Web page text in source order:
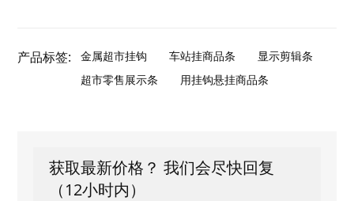
产品标签: 金属超市挂钩 车站挂商品条
显示剪辑条
超市零售展示条
用挂钩悬挂商品条
获取最新价格？ 我们会尽快回复
（12小时内）